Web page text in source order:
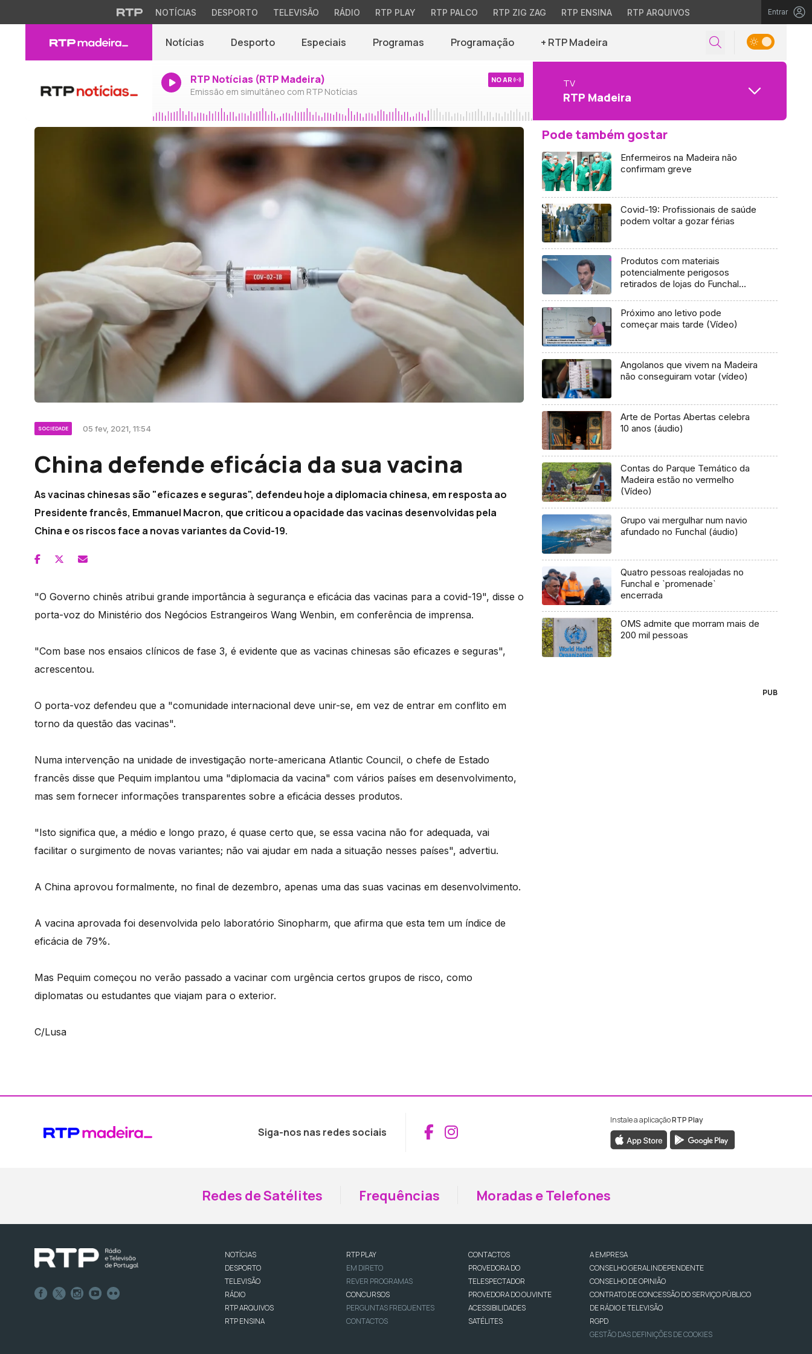
NOTÍCIAS DESPORTO TELEVISÃO RÁDIO RTP PLAY RTP PALCO RTP ZIG ZAG RTP ENSINA RTP ARQUIVOS Entrar
Notícias Desporto Especiais Programas Programação + RTP Madeira
RTP Notícias (RTP Madeira)
Emissão em simultâneo com RTP Notícias
NO AR TV
RTP Madeira
SOCIEDADE 05 fev, 2021, 11:54
China defende eficácia da sua vacina
As vacinas chinesas são "eficazes e seguras", defendeu hoje a diplomacia chinesa, em resposta ao
Presidente francês, Emmanuel Macron, que criticou a opacidade das vacinas desenvolvidas pela
China e os riscos face a novas variantes da Covid-19.
"O Governo chinês atribui grande importância à segurança e eficácia das vacinas para a covid-19", disse o
porta-voz do Ministério dos Negócios Estrangeiros Wang Wenbin, em conferência de imprensa.
"Com base nos ensaios clínicos de fase 3, é evidente que as vacinas chinesas são eficazes e seguras",
acrescentou.
O porta-voz defendeu que a "comunidade internacional deve unir-se, em vez de entrar em conflito em
torno da questão das vacinas".
Numa intervenção na unidade de investigação norte-americana Atlantic Council, o chefe de Estado
francês disse que Pequim implantou uma "diplomacia da vacina" com vários países em desenvolvimento,
mas sem fornecer informações transparentes sobre a eficácia desses produtos.
"Isto significa que, a médio e longo prazo, é quase certo que, se essa vacina não for adequada, vai
facilitar o surgimento de novas variantes; não vai ajudar em nada a situação nesses países", advertiu.
A China aprovou formalmente, no final de dezembro, apenas uma das suas vacinas em desenvolvimento.
A vacina aprovada foi desenvolvida pelo laboratório Sinopharm, que afirma que esta tem um índice de
eficácia de 79%.
Mas Pequim começou no verão passado a vacinar com urgência certos grupos de risco, como
diplomatas ou estudantes que viajam para o exterior.
C/Lusa
Pode também gostar
Enfermeiros na Madeira não
confirmam greve
Covid-19: Profissionais de saúde
podem voltar a gozar férias
Produtos com materiais
potencialmente perigosos
retirados de lojas do Funchal
Próximo ano letivo pode
começar mais tarde (Vídeo)
Angolanos que vivem na Madeira
não conseguiram votar (vídeo)
Arte de Portas Abertas celebra
10 anos (áudio)
Contas do Parque Temático da
Madeira estão no vermelho
(Vídeo)
Grupo vai mergulhar num navio
afundado no Funchal (áudio)
Quatro pessoas realojadas no
Funchal e `promenade`
encerrada
OMS admite que morram mais de
200 mil pessoas
PUB
Siga-nos nas redes sociais Aceder ao Facebook da RTP Madeira
Aceder ao Instagram da RTP Madeira
Instale a aplicaçãoRTP Play
Redes de Satélites Frequências Moradas e Telefones
NOTÍCIAS
DESPORTO
TELEVISÃO
RÁDIO
RTP ARQUIVOS
RTP ENSINA
RTP PLAY
EM DIRETO
REVER PROGRAMAS
CONCURSOS
PERGUNTAS FREQUENTES
CONTACTOS
CONTACTOS
PROVEDORA DO
TELESPECTADOR
PROVEDORA DO OUVINTE
ACESSIBILIDADES
SATÉLITES
A EMPRESA
CONSELHO GERAL INDEPENDENTE
CONSELHO DE OPINIÃO
CONTRATO DE CONCESSÃO DO SERVIÇO PÚBLICO
DE RÁDIO E TELEVISÃO
RGPD
GESTÃO DAS DEFINIÇÕES DE COOKIES